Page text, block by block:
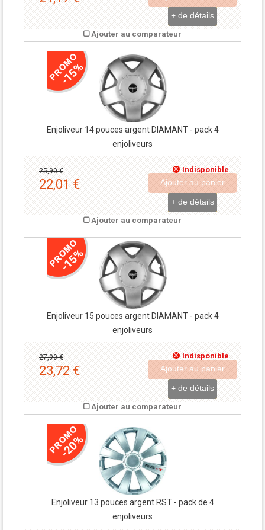
+ de détails
Ajouter au comparateur
-3,89 €
-15%
Enjoliveur 14 pouces argent DIAMANT - pack 4
enjoliveurs
Indisponible
25,90 €
22,01 € Ajouter au panier
+ de détails
Ajouter au comparateur
-4,18 €
-15%
Enjoliveur 15 pouces argent DIAMANT - pack 4
enjoliveurs
Indisponible
27,90 €
23,72 € Ajouter au panier
+ de détails
Ajouter au comparateur
-5,98 €
-20%
Enjoliveur 13 pouces argent RST - pack de 4
enjoliveurs